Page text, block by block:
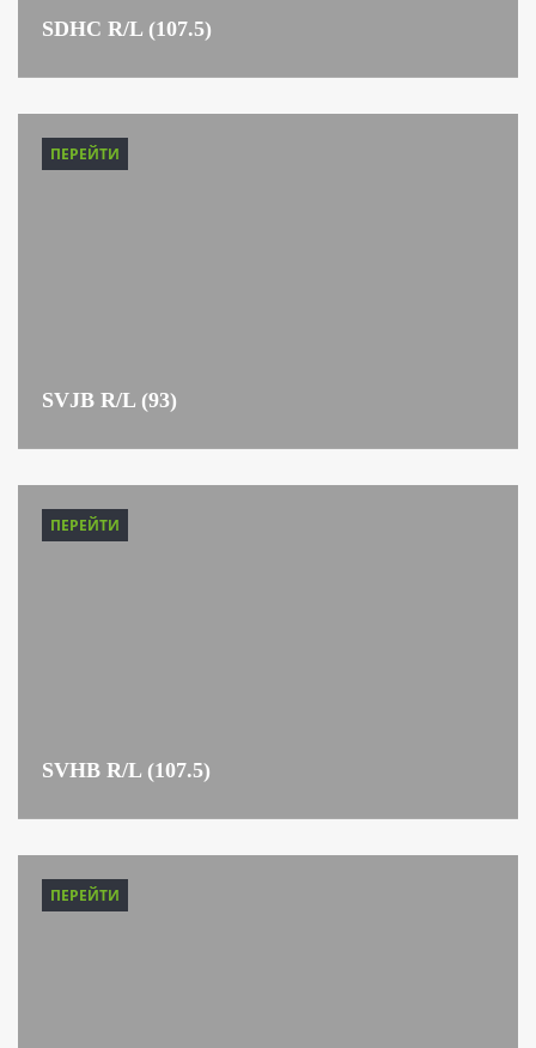
SDHC R/L (107.5)
ПЕРЕЙТИ
SVJB R/L (93)
ПЕРЕЙТИ
SVHB R/L (107.5)
ПЕРЕЙТИ